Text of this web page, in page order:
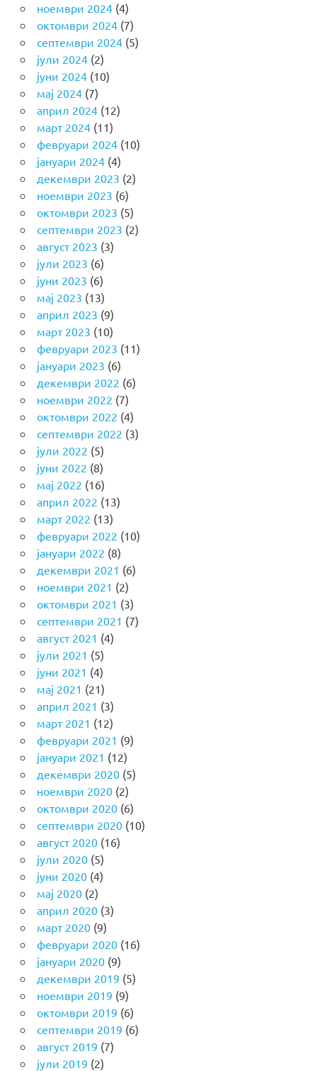
ноември 2024(4)
октомври 2024(7)
септември 2024(5)
јули 2024(2)
јуни 2024(10)
мај 2024(7)
април 2024(12)
март 2024(11)
февруари 2024(10)
јануари 2024(4)
декември 2023 (2)
ноември 2023 (6)
октомври 2023 (5)
септември 2023 (2)
август 2023 (3)
јули 2023 (6)
јуни 2023 (6)
мај 2023 (13)
април 2023 (9)
март 2023 (10)
февруари 2023 (11)
јануари 2023 (6)
декември 2022 (6)
ноември 2022 (7)
октомври 2022 (4)
септември 2022 (3)
јули 2022 (5)
јуни 2022 (8)
мај 2022 (16)
април 2022 (13)
март 2022 (13)
февруари 2022 (10)
јануари 2022 (8)
декември 2021 (6)
ноември 2021 (2)
октомври 2021 (3)
септември 2021 (7)
август 2021 (4)
јули 2021 (5)
јуни 2021 (4)
мај 2021 (21)
април 2021 (3)
март 2021 (12)
февруари 2021 (9)
јануари 2021 (12)
декември 2020(5)
ноември 2020(2)
октомври 2020(6)
септември 2020(10)
август 2020(16)
јули 2020(5)
јуни 2020(4)
мај 2020(2)
април 2020(3)
март 2020(9)
февруари 2020(16)
јануари 2020(9)
декември 2019 (5)
ноември 2019 (9)
октомври 2019 (6)
септември 2019 (6)
август 2019 (7)
јули 2019 (2)